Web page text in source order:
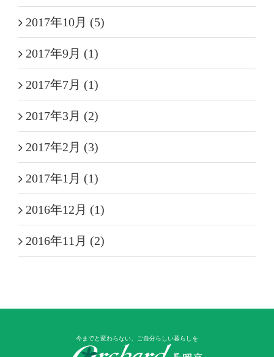
2017年10月 (5)
2017年9月 (1)
2017年7月 (1)
2017年3月 (2)
2017年2月 (3)
2017年1月 (1)
2016年12月 (1)
2016年11月 (2)
今までと変わらない、ご自分らしい暮らしを